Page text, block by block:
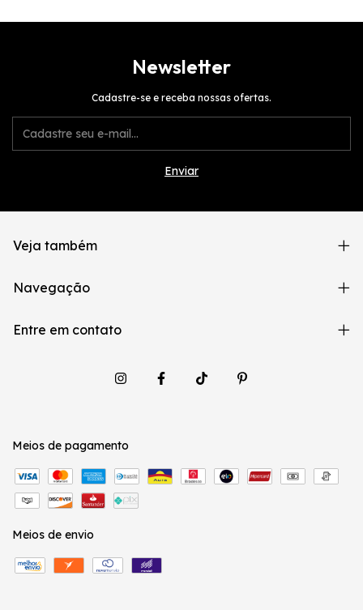
Newsletter
Cadastre-se e receba nossas ofertas.
Veja também
Navegação
Entre em contato
Meios de pagamento
Meios de envio